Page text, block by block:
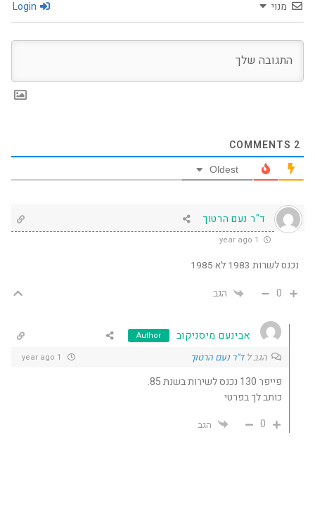
מנוי
2
Oldest
ד"ר נעם הרטוך
נכנס לשרות 1983 לא 1985
0 הגב
אבינעם מיסניקוב Author
הגב לד"ר נעם הרטוך
פייפר 130 נכנס לשירות בשנת 85.
כותב לך בפרטי
0
הגב